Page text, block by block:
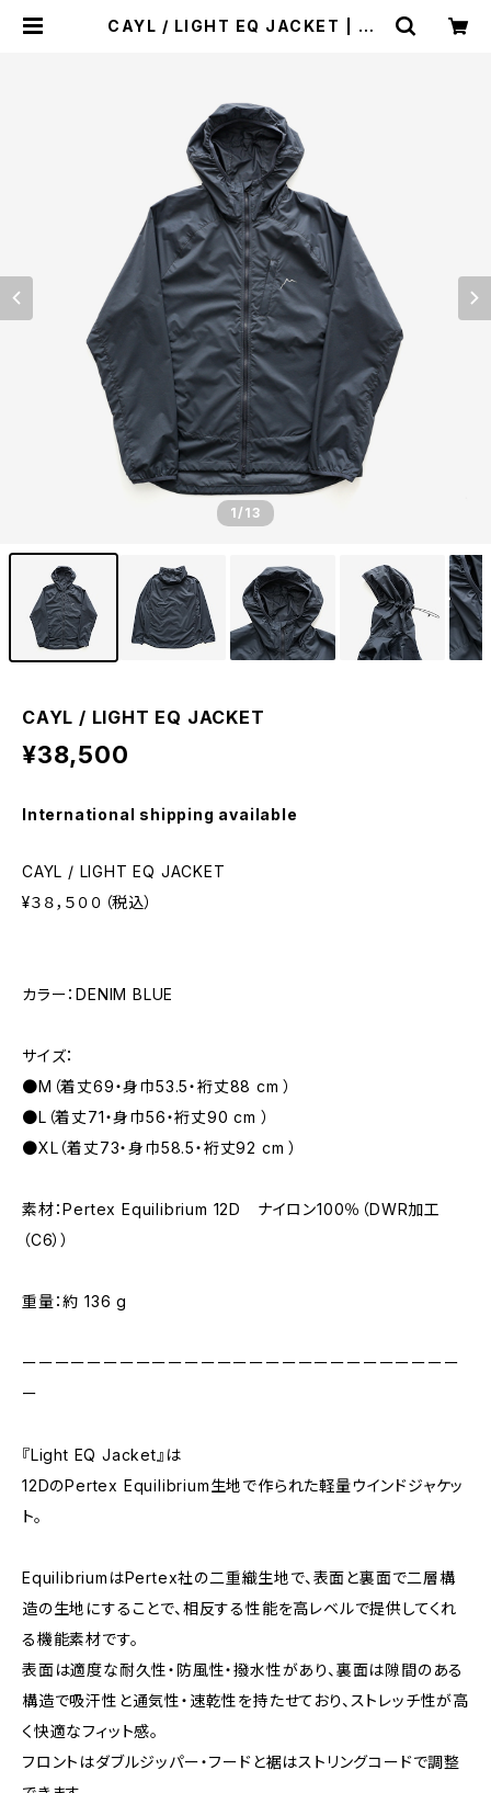
CAYL / LIGHT EQ JACKET | st.
1/13
CAYL / LIGHT EQ JACKET
¥38,500
International shipping available
CAYL / LIGHT EQ JACKET
¥３８，５００（税込）
カラー：DENIM BLUE
サイズ：
●M（着丈69・身巾53.5・裄丈88 cm ）
●L（着丈71・身巾56・裄丈90 cm ）
●XL（着丈73・身巾58.5・裄丈92 cm ）
素材：Pertex Equilibrium 12D ナイロン100％（DWR加工
（C6））
重量：約 136 g
ーーーーーーーーーーーーーーーーーーーーーーーーーーー
ー
『Light EQ Jacket』は
12DのPertex Equilibrium生地で作られた軽量ウインドジャケッ
ト。
EquilibriumはPertex社の二重織生地で、表面と裏面で二層構
造の生地にすることで、相反する性能を高レベルで提供してくれ
る機能素材です。
表面は適度な耐久性・防風性・撥水性があり、裏面は隙間のある
構造で吸汗性と通気性・速乾性を持たせており、ストレッチ性が高
く快適なフィット感。
フロントはダブルジッパー・フードと裾はストリングコードで調整